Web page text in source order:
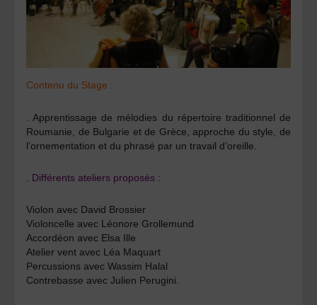
Contenu du Stage :
. Apprentissage de mélodies du répertoire traditionnel de
Roumanie, de Bulgarie et de Grèce, approche du style, de
l’ornementation et du phrasé par un travail d’oreille.
. Différents ateliers proposés :
Violon avec David Brossier
Violoncelle avec Léonore Grollemund
Accordéon avec Elsa Ille
Atelier vent avec Léa Maquart
Percussions avecWassim Halal
Contrebasse avecJulien Perugini.